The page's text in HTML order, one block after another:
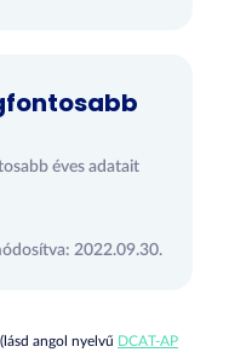
éves adatait
2022.09.30.
angol nyelvű DCAT-AP